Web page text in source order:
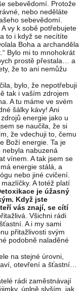
sebevědomí. Protože
nebo neděláte
sebevědomí.
vy k sobě potřebujete
to i když se necítíte
Boha a archanděla
Bylo mi to mnohokrát
prostě přestala… a
že to ani nemůžu
bylo, že nepotřebuji
tak i vaším zdrojem
A tu máme ve svém
šálky kávy! Ani
energie jako u
se naučila, že si
že vdechuji to, čemu
Boží energie. Ta je
nabuzená
vínem. A tak jsem se
energie stálá, a
nebo jiné cvičení.
A totéž platí
je úžasný
Když jste
vás znají, se cítí
Všichni rádi
A i my sami
přitažlivosti svým
podobně naladěné
na stejné úrovni,
otevření a šťastní…
rádi zaměstnávají
úplně slyším, jak